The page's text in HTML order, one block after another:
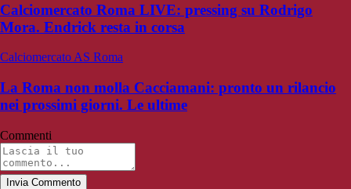
Calciomercato Roma LIVE: pressing su Rodrigo
Mora. Endrick resta in corsa
Calciomercato AS Roma
La Roma non molla Cacciamani: pronto un rilancio
nei prossimi giorni. Le ultime
Commenti
Invia Commento